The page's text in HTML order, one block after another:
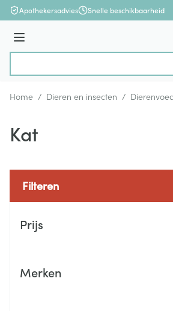
Ga naar de inhoud
Apothekersadvies Snelle beschikbaarheid
Menu
Home / Dieren en insecten /
Kat
Filteren
Prijs
Merken